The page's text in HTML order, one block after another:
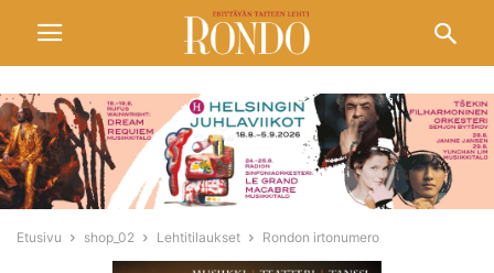
Etusivu shop_02 Lehtitilaukset Rondon irtonumero